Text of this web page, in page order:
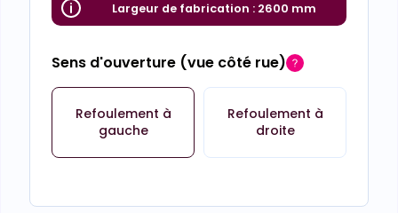
Largeur de fabrication : 2600 mm
Sens d'ouverture (vue côté rue)
Refoulement à
gauche
Refoulement à
droite